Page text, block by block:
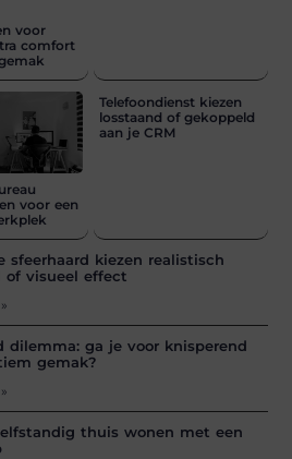
voor
comfort
voor een
Telefoondienst kiezen
losstaand of gekoppeld
aan je CRM
sfeerhaard kiezen realistisch
of visueel effect
dilemma: ga je voor knisperend
gemak?
thuis wonen met een